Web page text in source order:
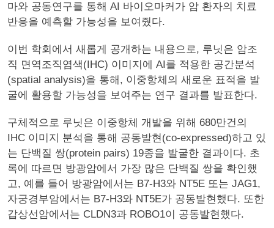
마와 공동연구를 통해 AI 바이오마커가 암 환자의 치료
반응을 예측할 가능성을 보여줬다.
이번 학회에서 새롭게 공개하는 내용으로, 루닛은 암조
직 면역조직염색(IHC) 이미지에 AI를 적용한 공간분석
(spatial analysis)을 통해, 이중항체의 새로운 표적을 발
굴에 활용할 가능성을 보여주는 연구 결과를 발표한다.
구체적으로 루닛은 이중항체 개발을 위해 680만건의
IHC 이미지 분석을 통해 공동발현(co-expressed)하고 있
는 단백질 쌍(protein pairs) 19종을 발굴한 결과이다. 초
록에 따르면 방광암에서 가장 많은 단백질 쌍을 확인했
고, 예를 들어 방광암에서는 B7-H3와 NT5E 또는 JAG1,
자궁경부암에서는 B7-H3와 NT5E가 공동발현했다. 또한
갑상선암에서는 CLDN3과 ROBO1이 공동발현했다.